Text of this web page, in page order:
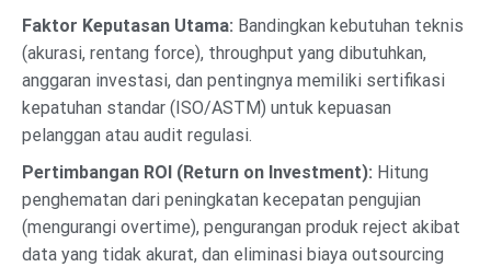
Faktor Keputasan Utama: Bandingkan kebutuhan teknis
(akurasi, rentang force), throughput yang dibutuhkan,
anggaran investasi, dan pentingnya memiliki sertifikasi
kepatuhan standar (ISO/ASTM) untuk kepuasan
pelanggan atau audit regulasi.
Pertimbangan ROI (Return on Investment): Hitung
penghematan dari peningkatan kecepatan pengujian
(mengurangi overtime), pengurangan produk reject akibat
data yang tidak akurat, dan eliminasi biaya outsourcing